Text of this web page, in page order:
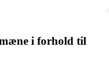
i forhold til